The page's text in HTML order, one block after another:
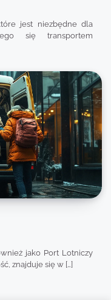
jest niezbędne dla
się transportem
jako Port Lotniczy
znajduje się w […]